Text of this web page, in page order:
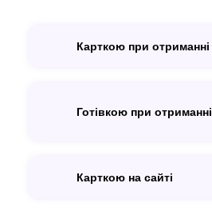
Карткою при отриманні
Готівкою при отриманні
Карткою на сайті